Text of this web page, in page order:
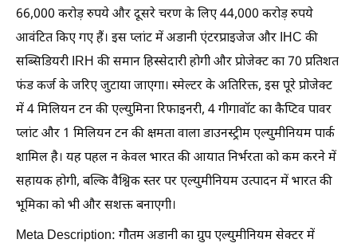
66,000 करोड़ रुपये और दूसरे चरण के लिए 44,000 करोड़ रुपये
आवंटित किए गए हैं। इस प्लांट में अडानी एंटरप्राइजेज और IHC की
सब्सिडियरी IRH की समान हिस्सेदारी होगी और प्रोजेक्ट का 70 प्रतिशत
फंड कर्ज के जरिए जुटाया जाएगा। स्मेल्टर के अतिरिक्त, इस पूरे प्रोजेक्ट
में 4 मिलियन टन की एल्युमिना रिफाइनरी, 4 गीगावॉट का कैप्टिव पावर
प्लांट और 1 मिलियन टन की क्षमता वाला डाउनस्ट्रीम एल्युमीनियम पार्क
शामिल है। यह पहल न केवल भारत की आयात निर्भरता को कम करने में
सहायक होगी, बल्कि वैश्विक स्तर पर एल्युमीनियम उत्पादन में भारत की
भूमिका को भी और सशक्त बनाएगी।
Meta Description: गौतम अडानी का ग्रुप एल्युमीनियम सेक्टर में